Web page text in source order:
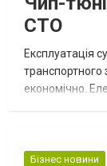
использующим
несовместимый
СТО
Експлуатація
транспортного
економічно.
Бізнес новини